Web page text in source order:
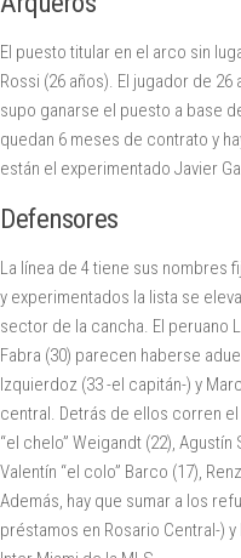
El puesto titular en el arco sin
Rossi (26 años). El jugador de
supo ganarse el puesto a base
quedan 6 meses de contrato y
están el experimentado Javier
Defensores
La línea de 4 tiene sus nombres
y experimentados la lista se
sector de la cancha. El peruano
Fabra (30) parecen haberse
Izquierdoz (33 -el capitán-) y
central. Detrás de ellos corren
“el chelo” Weigandt (22),
Valentín “el colo” Barco (17),
Además, hay que sumar a los
préstamos en Rosario Central-)